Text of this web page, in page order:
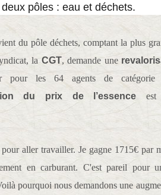
pôles : eau et déchets.
du pôle déchets, comptant la plus
la CGT, demande une
pour les 64 agents de
du prix de l’essence
est
aller travailler. Je gagne 1715€ par
en carburant. C'est pareil pour
pourquoi nous demandons une